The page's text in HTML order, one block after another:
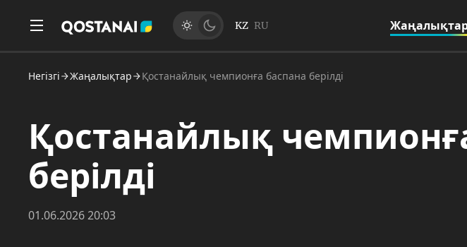
KZ RU
Негізгі Жаңалықтар Қостанайлық чемпионға баспана берілді
Қостанайлық
берілді
01.06.2026 20:03